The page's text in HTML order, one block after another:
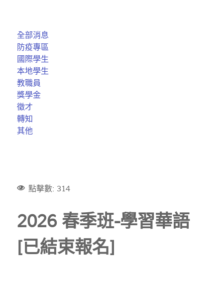
全部消息
防疫專區
國際學生
本地學生
教職員
獎學金
徵才
轉知
其他
點擊數: 314
2026 春季班-學習華語
[已結束報名]